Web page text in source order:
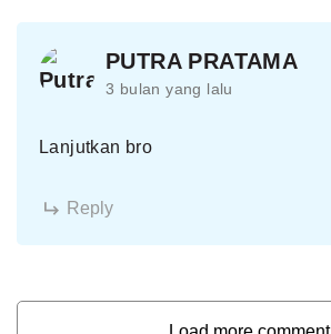
PUTRA PRATAMA
3 bulan yang lalu
Lanjutkan bro
Reply